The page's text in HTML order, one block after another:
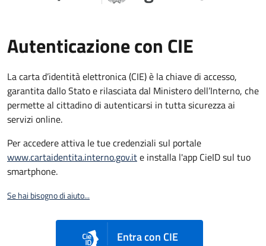
Autenticazione con CIE
La carta d’identità elettronica (CIE) è la chiave di accesso,
garantita dallo Stato e rilasciata dal Ministero dell’Interno, che
permette al cittadino di autenticarsi in tutta sicurezza ai
servizi online.
Per accedere attiva le tue credenziali sul portale
www.cartaidentita.interno.gov.ite installa l'app CieID sul tuo
smartphone.
Se hai bisogno di aiuto...
Entra con CIE